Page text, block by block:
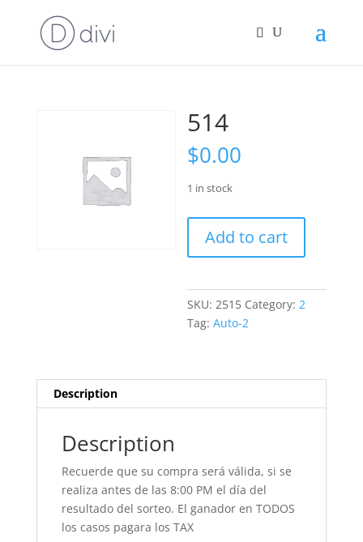
514
$0.00
1 in stock
quantity
Add to cart
SKU:2515 Category:2
Tag:Auto-2
Description
Description
Recuerde que su compra será válida, si se
realiza antes de las 8:00 PM el día del
resultado del sorteo. El ganador en TODOS
los casos pagara los TAX